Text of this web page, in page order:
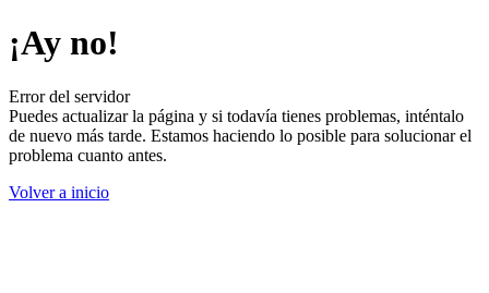
¡Ay no!
Error del servidor
Puedes actualizar la página y si todavía tienes problemas, inténtalo
de nuevo más tarde. Estamos haciendo lo posible para solucionar el
problema cuanto antes.
Volver a inicio